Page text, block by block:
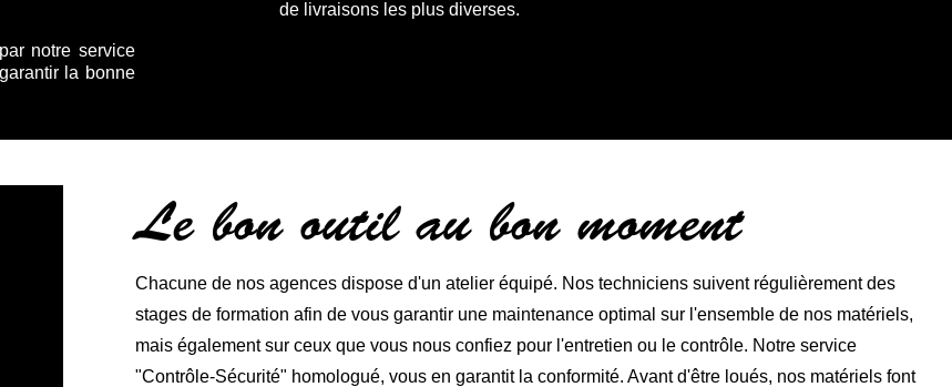
notre service
la bonne
de livraisons les plus diverses.
Le bon outil au bon moment
Chacune de nos agences dispose d'un atelier équipé. Nos techniciens suivent régulièrement des
stages de formation afin de vous garantir une maintenance optimal sur l'ensemble de nos matériels,
mais également sur ceux que vous nous confiez pour l'entretien ou le contrôle. Notre service
"Contrôle-Sécurité" homologué, vous en garantit la conformité. Avant d'être loués, nos matériels font